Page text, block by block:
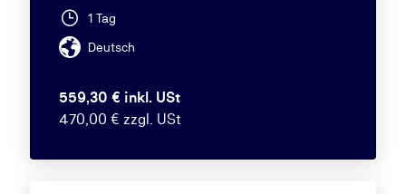
1 Tag
Deutsch
559,30 € inkl. USt
470,00 € zzgl. USt